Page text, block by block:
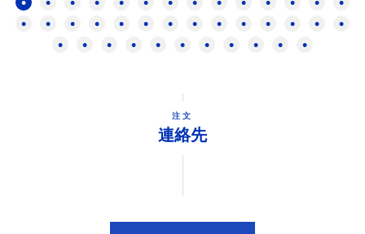
注文
連絡先